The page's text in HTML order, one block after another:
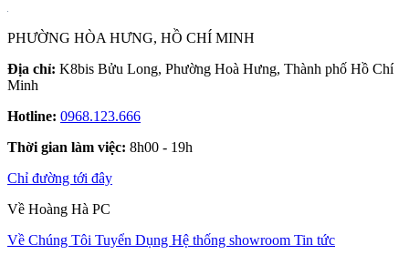
PHƯỜNG HÒA HƯNG, HỒ CHÍ MINH
Địa chỉ: K8bis Bửu Long, Phường Hoà Hưng, Thành phố Hồ Chí
Minh
Hotline: 0968.123.666
Thời gian làm việc: 8h00 - 19h
Chỉ đường tới đây
Về Hoàng Hà PC
Về Chúng Tôi Tuyển Dụng Hệ thống showroom Tin tức